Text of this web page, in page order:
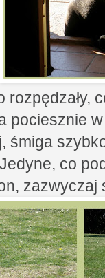
rozpędzały,
pociesznie
śmiga
co
zazwyczaj